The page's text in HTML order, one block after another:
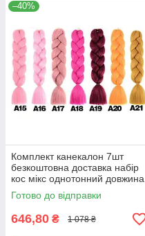
–40%
Комплект канекалон 7шт
безкоштовна доставка набір
кос мікс однотонний довжина
кісок 60см термостійкий
Готово до відправки
646,80 ₴ 1 078 ₴